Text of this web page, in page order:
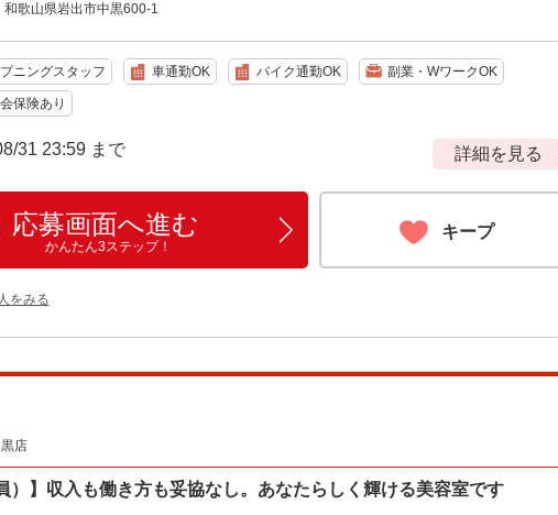
和歌山県岩出市中黒600-1
ニングスタッフ 車通勤OK バイク通勤OK 副業・WワークOK
保険あり
31 23:59 まで 詳細を見る
応募画面へ進む
かんたん3ステップ！
キープ
をみる
店
）】収入も働き方も妥協なし。あなたらしく輝ける美容室です